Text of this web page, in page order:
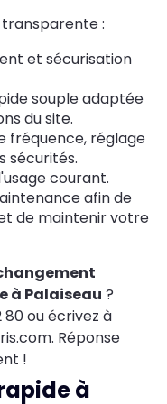
:
et sécurisation
souple adaptée
du site.
fréquence, réglage
sécurités.
courant.
afin de
de maintenir votre
à Palaiseau ?
80 ou écrivez à
Réponse
!
à